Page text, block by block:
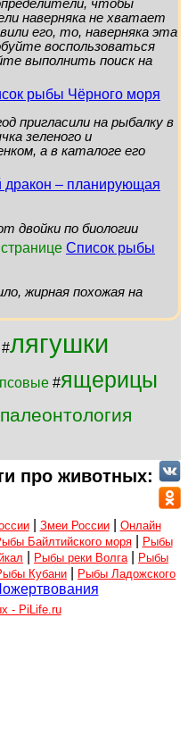
чтобы
наверняка не хватает
его, то, наверняка эта
воспользоваться
выполнить поиск на
рыбы Чёрного моря
пригласили на рыбалку в
зеленого и
а в каталоге его
дракон – планирующая
двойки по биологии
Список рыбы
жирная похожая на
#лягушки
псовые #ящерицы
палеонтология
про животных:
| Змеи России| Онлайн
Байлтийского моря|
Рыбы
Рыбы реки Волга
Рыбы
Кубани
Рыбы Ладожского
- PiLife.ru